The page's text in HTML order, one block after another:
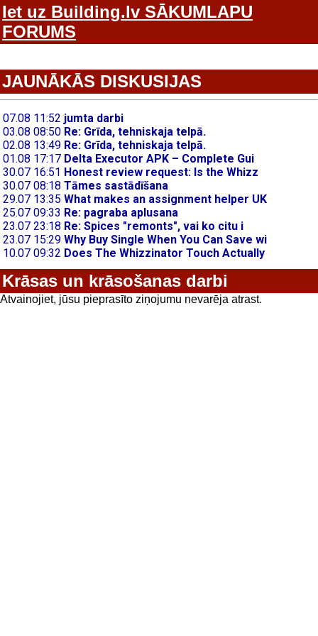
Iet uz Building.lv SĀKUMLAPU
FORUMS
JAUNĀKĀS DISKUSIJAS
Krāsas un krāsošanas darbi
Atvainojiet, jūsu pieprasīto ziņojumu nevarēja atrast.